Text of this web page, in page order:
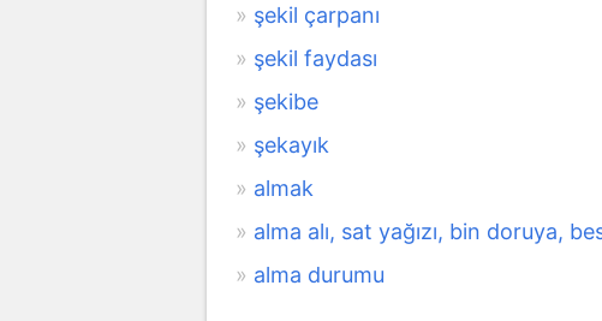
şekil çarpanı
şekil faydası
şekibe
şekayık
almak
alma alı, sat yağızı, bin doruya,
alma durumu